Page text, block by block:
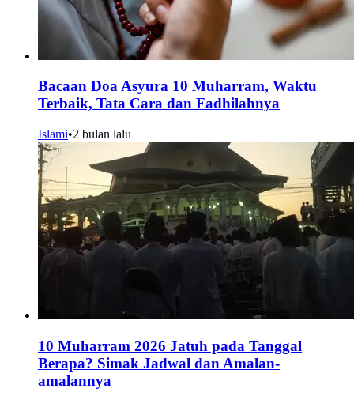
Bacaan Doa Asyura 10 Muharram, Waktu
Terbaik, Tata Cara dan Fadhilahnya
Islami•2 bulan lalu
10 Muharram 2026 Jatuh pada Tanggal
Berapa? Simak Jadwal dan Amalan-
amalannya